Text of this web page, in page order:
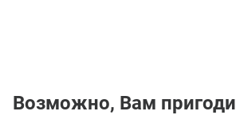
Возможно, Вам